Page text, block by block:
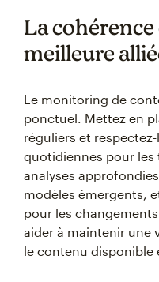
La
meilleure
Le monitoring de
ponctuel. Mettez en
réguliers et
quotidiennes pour les
analyses
modèles émergents,
pour les
aider à maintenir une
le contenu disponible